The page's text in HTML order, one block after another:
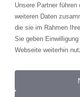
Unsere Partner
weiteren Daten
die sie im Rahmen
Sie geben
Webseite weiterhin